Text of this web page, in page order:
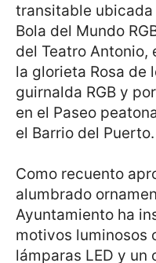
transitable ubicada
Bola del Mundo
del Teatro Antonio,
la glorieta Rosa de
guirnalda RGB y
en el Paseo
el Barrio del Puerto.
Como recuento
alumbrado
Ayuntamiento ha
motivos luminosos
lámparas LED y un